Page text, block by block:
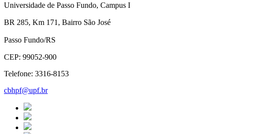
Universidade de Passo Fundo, Campus I
BR 285, Km 171, Bairro São José
Passo Fundo/RS
CEP: 99052-900
Telefone: 3316-8153
cbhpf@upf.br